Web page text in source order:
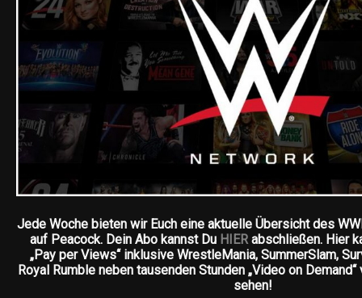
Jede Woche bieten wir Euch eine aktuelle Übersicht des
auf Peacock. Dein Abo kannst Du HIERabschließen. Hier
„Pay per Views“ inklusive WrestleMania, SummerSlam,
Royal Rumble neben tausenden Stunden „Video on Demand“
sehen!